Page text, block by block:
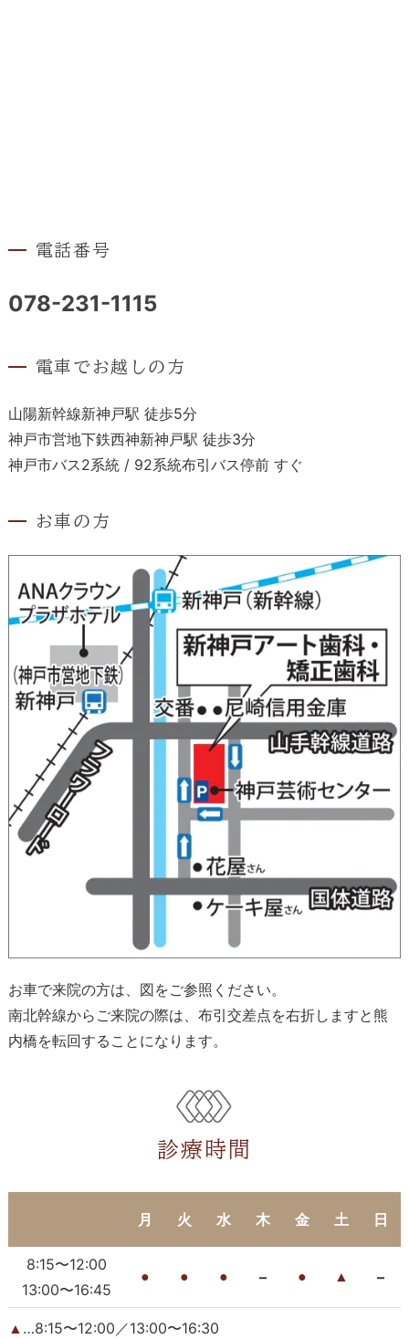
電話番号
078-231-1115
電車でお越しの方
山陽新幹線新神戸駅 徒歩5分
神戸市営地下鉄西神新神戸駅 徒歩3分
神戸市バス2系統 / 92系統布引バス停前 すぐ
お車の方
お車で来院の方は、図をご参照ください。
南北幹線からご来院の際は、布引交差点を右折しますと熊
内橋を転回することになります。
診療時間
月 火 水 木 金 土 日
8:15〜12:00
13:00〜16:45
● ● ● – ● ▲ –
▲ …8:15〜12:00／13:00〜16:30